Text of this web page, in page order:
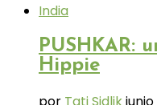
India
PUSHKAR:
Hippie
por Tati Sidlikjunio